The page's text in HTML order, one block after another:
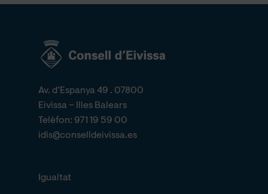
Av. d’Espanya 49 . 07800
Eivissa – Illes Balears
Telèfon: 971 19 59 00
idis@conselldeivissa.es
Igualtat